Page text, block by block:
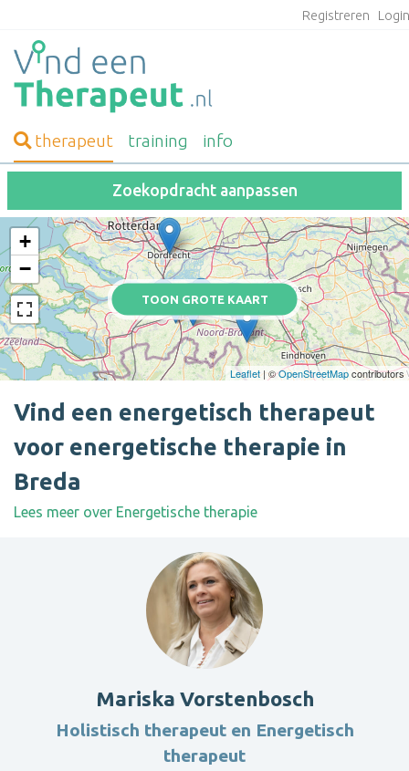
Registreren
therapeut training info
Zoekopdracht aanpassen
TOON GROTE KAART
+
−
Leaflet| ©OpenStreetMapcontributors
Vind een energetisch therapeut
voor energetische therapie in
Breda
Lees meer over Energetische therapie
Mariska Vorstenbosch
Holistisch therapeut en Energetisch
therapeut